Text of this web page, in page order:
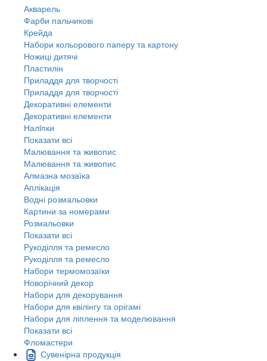
Акварель
Фарби пальчикові
Крейда
Набори кольорового паперу та картону
Ножиці дитячі
Пластилін
Приладдя для творчості
Приладдя для творчості
Декоративні елементи
Декоративні елементи
Налiпки
Показати всі
Малювання та живопис
Малювання та живопис
Алмазна мозаїка
Аплікація
Водні розмальовки
Картини за номерами
Розмальовки
Показати всі
Рукоділля та ремесло
Рукоділля та ремесло
Набори термомозаїки
Новорічний декор
Набори для декорування
Набори для квілінгу та орігамі
Набори для ліплення та моделювання
Показати всі
Фломастери
Сувенірна продукція